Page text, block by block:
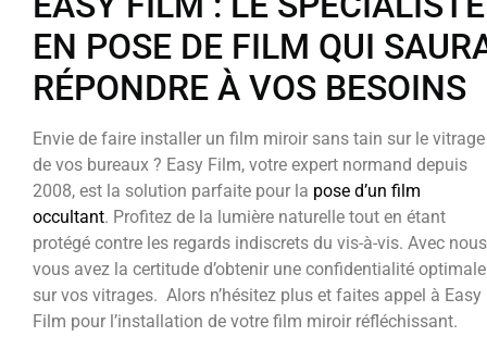
EN POSE DE FILM QUI
RÉPONDRE À VOS BESOINS
Envie de faire installer un film miroir sans tain sur le vitrage
de vos bureaux ? Easy Film, votre expert normand depuis
2008, est la solution parfaite pour la pose d’un film
occultant. Profitez de la lumière naturelle tout en étant
protégé contre les regards indiscrets du vis-à-vis. Avec
vous avez la certitude d’obtenir une confidentialité optimale
sur vos vitrages. Alors n’hésitez plus et faites appel à Easy
Film pour l’installation de votre film miroir réfléchissant.